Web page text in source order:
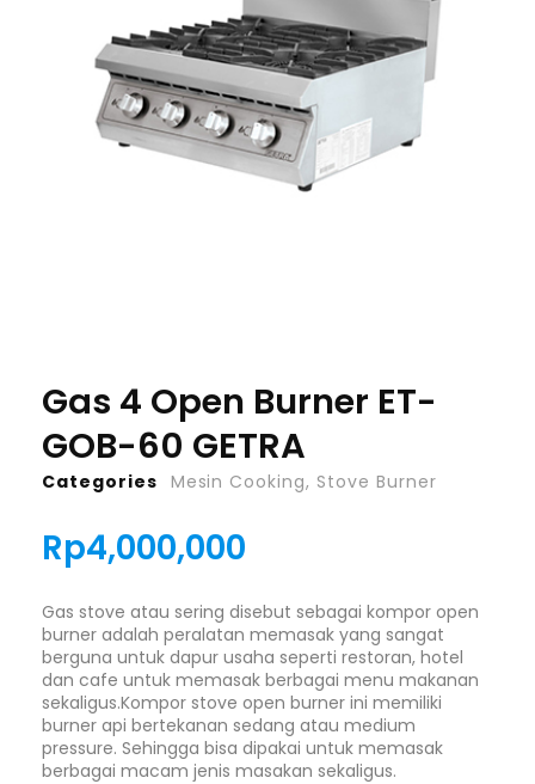
Gas 4 Open Burner ET-
GOB-60 GETRA
Rp4,000,000
Gas stove atau sering disebut sebagai kompor open
burner adalah peralatan memasak yang sangat
berguna untuk dapur usaha seperti restoran, hotel
dan cafe untuk memasak berbagai menu makanan
sekaligus.Kompor stove open burner ini memiliki
burner api bertekanan sedang atau medium
pressure. Sehingga bisa dipakai untuk memasak
berbagai macam jenis masakan sekaligus.
Categories Mesin Cooking, Stove Burner